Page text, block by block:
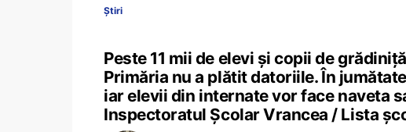
Știri
Peste 11 mii de elevi și copii de
Primăria nu a plătit datoriile. În
iar elevii din internate vor face naveta
Inspectoratul Școlar Vrancea / Lista